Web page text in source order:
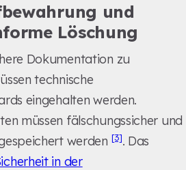
und
Löschung
Dokumentation zu
technische
eingehalten werden.
müssen fälschungssicher und
werden [3]. Das
in der